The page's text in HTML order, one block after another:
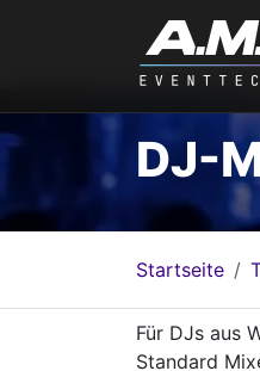
DJ-
Startseite
Für DJs aus
Standard